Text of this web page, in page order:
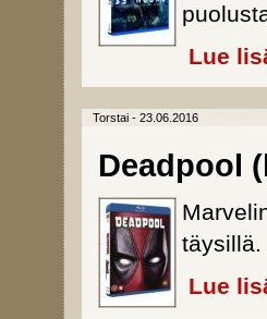
Lue
Torstai - 23.06.2016
Deadpool
täysillä.
Lue